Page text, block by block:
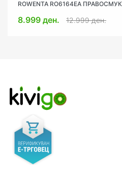
ROWENTA RO6164EA
8.999 ден. 12.999 ден.
RGLUX RG800 СТИК
2.499 ден. 2.999 ден.